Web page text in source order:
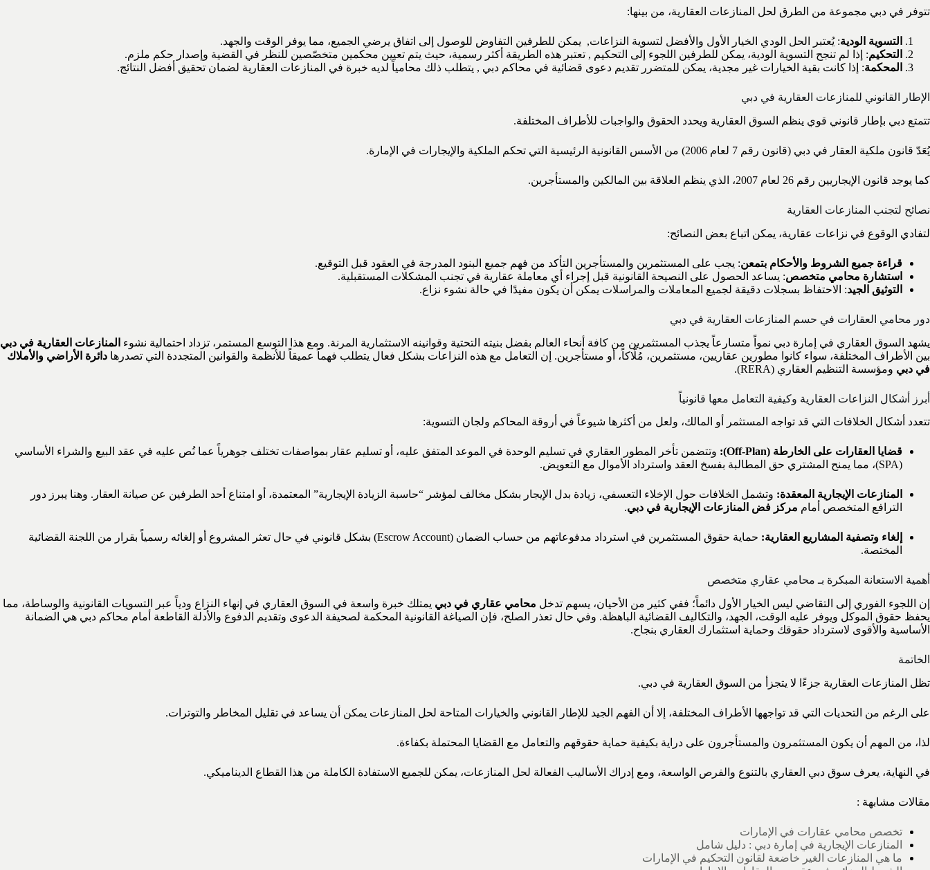
تتوفر في دبي مجموعة من الطرق لحل المنازعات العقارية، من بينها:
التسوية الودية: يُعتبر الحل الودي الخيار الأول والأفضل لتسوية النزاعات, يمكن للطرفين التفاوض للوصول إلى اتفاق يرضي الجميع، مما يوفر الوقت والجهد.
التحكيم: إذا لم تنجح التسوية الودية، يمكن للطرفين اللجوء إلى التحكيم , تعتبر هذه الطريقة أكثر رسمية، حيث يتم تعيين محكمين متخصّصين للنظر في القضية وإصدار حكم ملزم.
المحكمة: إذا كانت بقية الخيارات غير مجدية، يمكن للمتضرر تقديم دعوى قضائية في محاكم دبي , يتطلب ذلك محامياً لديه خبرة في المنازعات العقارية لضمان تحقيق أفضل النتائج.
الإطار القانوني للمنازعات العقارية في دبي
تتمتع دبي بإطار قانوني قوي ينظم السوق العقارية ويحدد الحقوق والواجبات للأطراف المختلفة.
يُعَدّ قانون ملكية العقار في دبي (قانون رقم 7 لعام 2006) من الأسس القانونية الرئيسية التي تحكم الملكية والإيجارات في الإمارة.
كما يوجد قانون الإيجاريين رقم 26 لعام 2007، الذي ينظم العلاقة بين المالكين والمستأجرين.
نصائح لتجنب المنازعات العقارية
لتفادي الوقوع في نزاعات عقارية، يمكن اتباع بعض النصائح:
قراءة جميع الشروط والأحكام بتمعن: يجب على المستثمرين والمستأجرين التأكد من فهم جميع البنود المدرجة في العقود قبل التوقيع.
استشارة محامي متخصص: يساعد الحصول على النصيحة القانونية قبل إجراء أي معاملة عقارية في تجنب المشكلات المستقبلية.
التوثيق الجيد: الاحتفاظ بسجلات دقيقة لجميع المعاملات والمراسلات يمكن أن يكون مفيدًا في حالة نشوء نزاع.
دور محامي العقارات في حسم المنازعات العقارية في دبي
يشهد السوق العقاري في إمارة دبي نمواً متسارعاً يجذب المستثمرين من كافة أنحاء العالم بفضل بنيته التحتية وقوانينه الاستثمارية المرنة. ومع هذا التوسع المستمر، تزداد احتمالية نشوء المنازعات العقارية في دبي
بين الأطراف المختلفة، سواء كانوا مطورين عقاريين، مستثمرين، مُلّاكاً، أو مستأجرين. إن التعامل مع هذه النزاعات بشكل فعال يتطلب فهماً عميقاً للأنظمة والقوانين المتجددة التي تصدرها دائرة الأراضي والأملاك
في دبي ومؤسسة التنظيم العقاري (RERA).
أبرز أشكال النزاعات العقارية وكيفية التعامل معها قانونياً
تتعدد أشكال الخلافات التي قد تواجه المستثمر أو المالك، ولعل من أكثرها شيوعاً في أروقة المحاكم ولجان التسوية:
قضايا العقارات على الخارطة (Off-Plan):
وتتضمن تأخر المطور العقاري في تسليم الوحدة في الموعد المتفق عليه، أو تسليم عقار بمواصفات تختلف جوهرياً عما نُص عليه في عقد البيع والشراء الأساسي
(SPA)، مما يمنح المشتري حق المطالبة بفسخ العقد واسترداد الأموال مع التعويض.
المنازعات الإيجارية المعقدة: وتشمل الخلافات حول الإخلاء التعسفي، زيادة بدل الإيجار بشكل مخالف لمؤشر “حاسبة الزيادة الإيجارية” المعتمدة، أو امتناع أحد الطرفين عن صيانة العقار. وهنا يبرز دور
الترافع المتخصص أمام مركز فض المنازعات الإيجارية في دبي.
إلغاء وتصفية المشاريع العقارية:
حماية حقوق المستثمرين في استرداد مدفوعاتهم من حساب الضمان (Escrow Account) بشكل قانوني في حال تعثر المشروع أو إلغائه رسمياً بقرار من اللجنة القضائية
المختصة.
أهمية الاستعانة المبكرة بـ محامي عقاري متخصص
إن اللجوء الفوري إلى التقاضي ليس الخيار الأول دائماً؛ ففي كثير من الأحيان، يسهم تدخل محامي عقاري في دبي يمتلك خبرة واسعة في السوق العقاري في إنهاء النزاع ودياً عبر التسويات القانونية والوساطة، مما
يحفظ حقوق الموكل ويوفر عليه الوقت، الجهد، والتكاليف القضائية الباهظة. وفي حال تعذر الصلح، فإن الصياغة القانونية المحكمة لصحيفة الدعوى وتقديم الدفوع والأدلة القاطعة أمام محاكم دبي هي الضمانة
الأساسية والأقوى لاسترداد حقوقك وحماية استثمارك العقاري بنجاح.
الخاتمة
تظل المنازعات العقارية جزءًا لا يتجزأ من السوق العقارية في دبي.
على الرغم من التحديات التي قد تواجهها الأطراف المختلفة، إلا أن الفهم الجيد للإطار القانوني والخيارات المتاحة لحل المنازعات يمكن أن يساعد في تقليل المخاطر والتوترات.
لذا، من المهم أن يكون المستثمرون والمستأجرون على دراية بكيفية حماية حقوقهم والتعامل مع القضايا المحتملة بكفاءة.
في النهاية، يعرف سوق دبي العقاري بالتنوع والفرص الواسعة، ومع إدراك الأساليب الفعالة لحل المنازعات، يمكن للجميع الاستفادة الكاملة من هذا القطاع الديناميكي.
مقالات مشابهة :
تخصص محامي عقارات في الإمارات
المنازعات الإيجارية في إمارة دبي : دليل شامل
ما هي المنازعات الغير خاضعة لقانون التحكيم في الإمارات